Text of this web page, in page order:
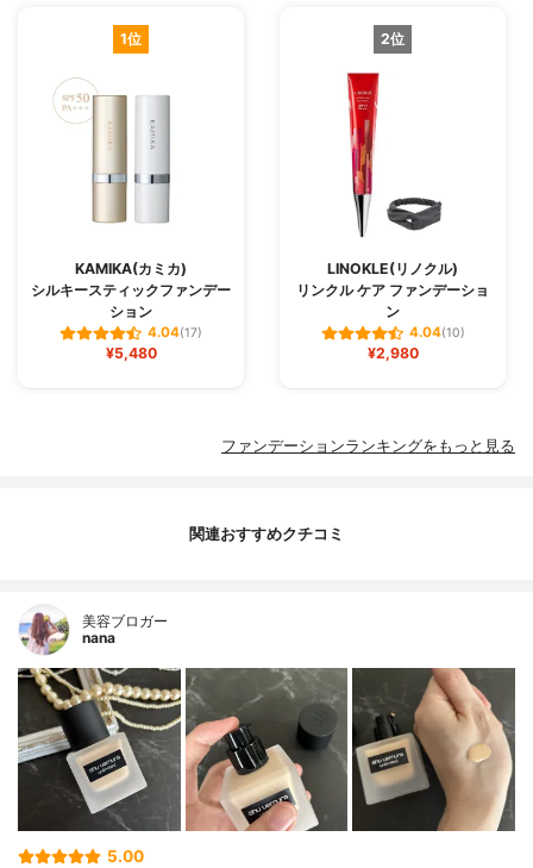
1位
KAMIKA(カミカ)
シルキースティックファンデー
ション
4.04(17)
¥5,480
2位
LINOKLE(リノクル)
リンクル ケア ファンデーショ
ン
4.04(10)
¥2,980
ファンデーションランキングをもっと見る
関連おすすめクチコミ
美容ブロガー
nana
5.00